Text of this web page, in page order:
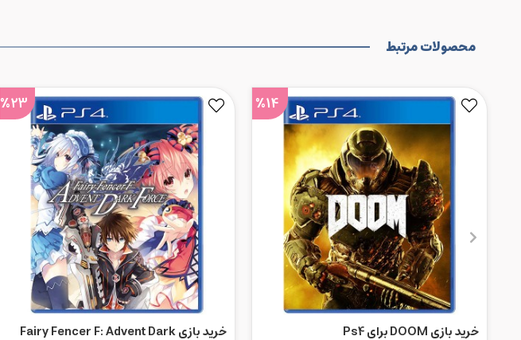
محصولات مرتبط
%14
خرید بازی DOOM برای Ps4
%23
خرید بازی Fairy Fencer F: Advent Dark